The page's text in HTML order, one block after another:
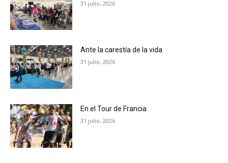
31 julio, 2026
Ante la carestía de la vida
31 julio, 2026
En el Tour de Francia
31 julio, 2026